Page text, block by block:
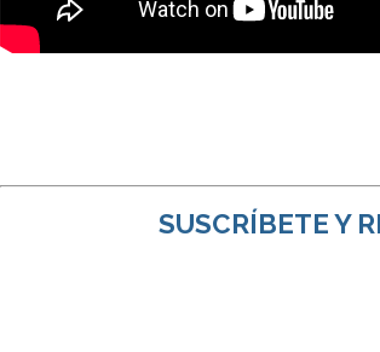
SUSCRÍBETE Y